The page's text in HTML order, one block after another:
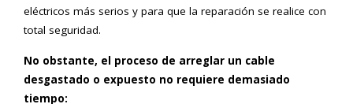
eléctricos más serios y para que la reparación se realice con
total seguridad.
No obstante, el proceso de arreglar un cable
desgastado o expuesto no requiere demasiado
tiempo: